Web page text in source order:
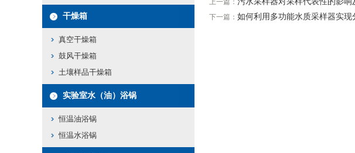
干燥箱
真空干燥箱
鼓风干燥箱
土壤样品干燥箱
实验室水（油）浴锅
恒温油浴锅
恒温水浴锅
上一篇：
下一篇： 如何利用多功能水质采样器实现